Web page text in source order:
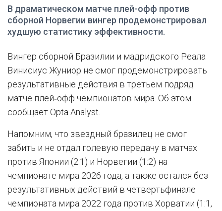
В драматическом матче плей-офф против
сборной Норвегии вингер продемонстрировал
худшую статистику эффективности.
Вингер сборной Бразилии и мадридского Реала
Винисиус Жуниор не смог продемонстрировать
результативные действия в третьем подряд
матче плей‑офф чемпионатов мира. Об этом
сообщает Opta Analyst.
Напомним, что звездный бразилец не смог
забить и не отдал голевую передачу в матчах
против Японии (2:1) и Норвегии (1:2) на
чемпионате мира 2026 года, а также остался без
результативных действий в четвертьфинале
чемпионата мира 2022 года против Хорватии (1:1,